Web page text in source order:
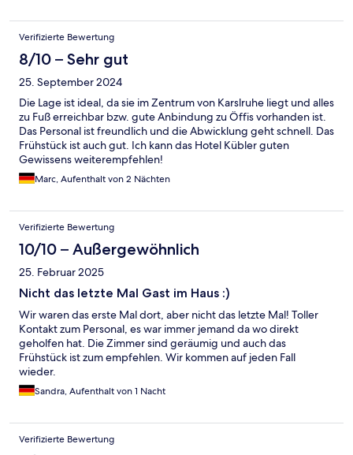
Verifizierte Bewertung
8/10 – Sehr gut
25. September 2024
Die Lage ist ideal, da sie im Zentrum von Karslruhe liegt und alles
zu Fuß erreichbar bzw. gute Anbindung zu Öffis vorhanden ist.
Das Personal ist freundlich und die Abwicklung geht schnell. Das
Frühstück ist auch gut. Ich kann das Hotel Kübler guten
Gewissens weiterempfehlen!
Marc, Aufenthalt von 2 Nächten
Verifizierte Bewertung
10/10 – Außergewöhnlich
25. Februar 2025
Nicht das letzte Mal Gast im Haus :)
Wir waren das erste Mal dort, aber nicht das letzte Mal! Toller
Kontakt zum Personal, es war immer jemand da wo direkt
geholfen hat. Die Zimmer sind geräumig und auch das
Frühstück ist zum empfehlen. Wir kommen auf jeden Fall
wieder.
Sandra, Aufenthalt von 1 Nacht
Verifizierte Bewertung